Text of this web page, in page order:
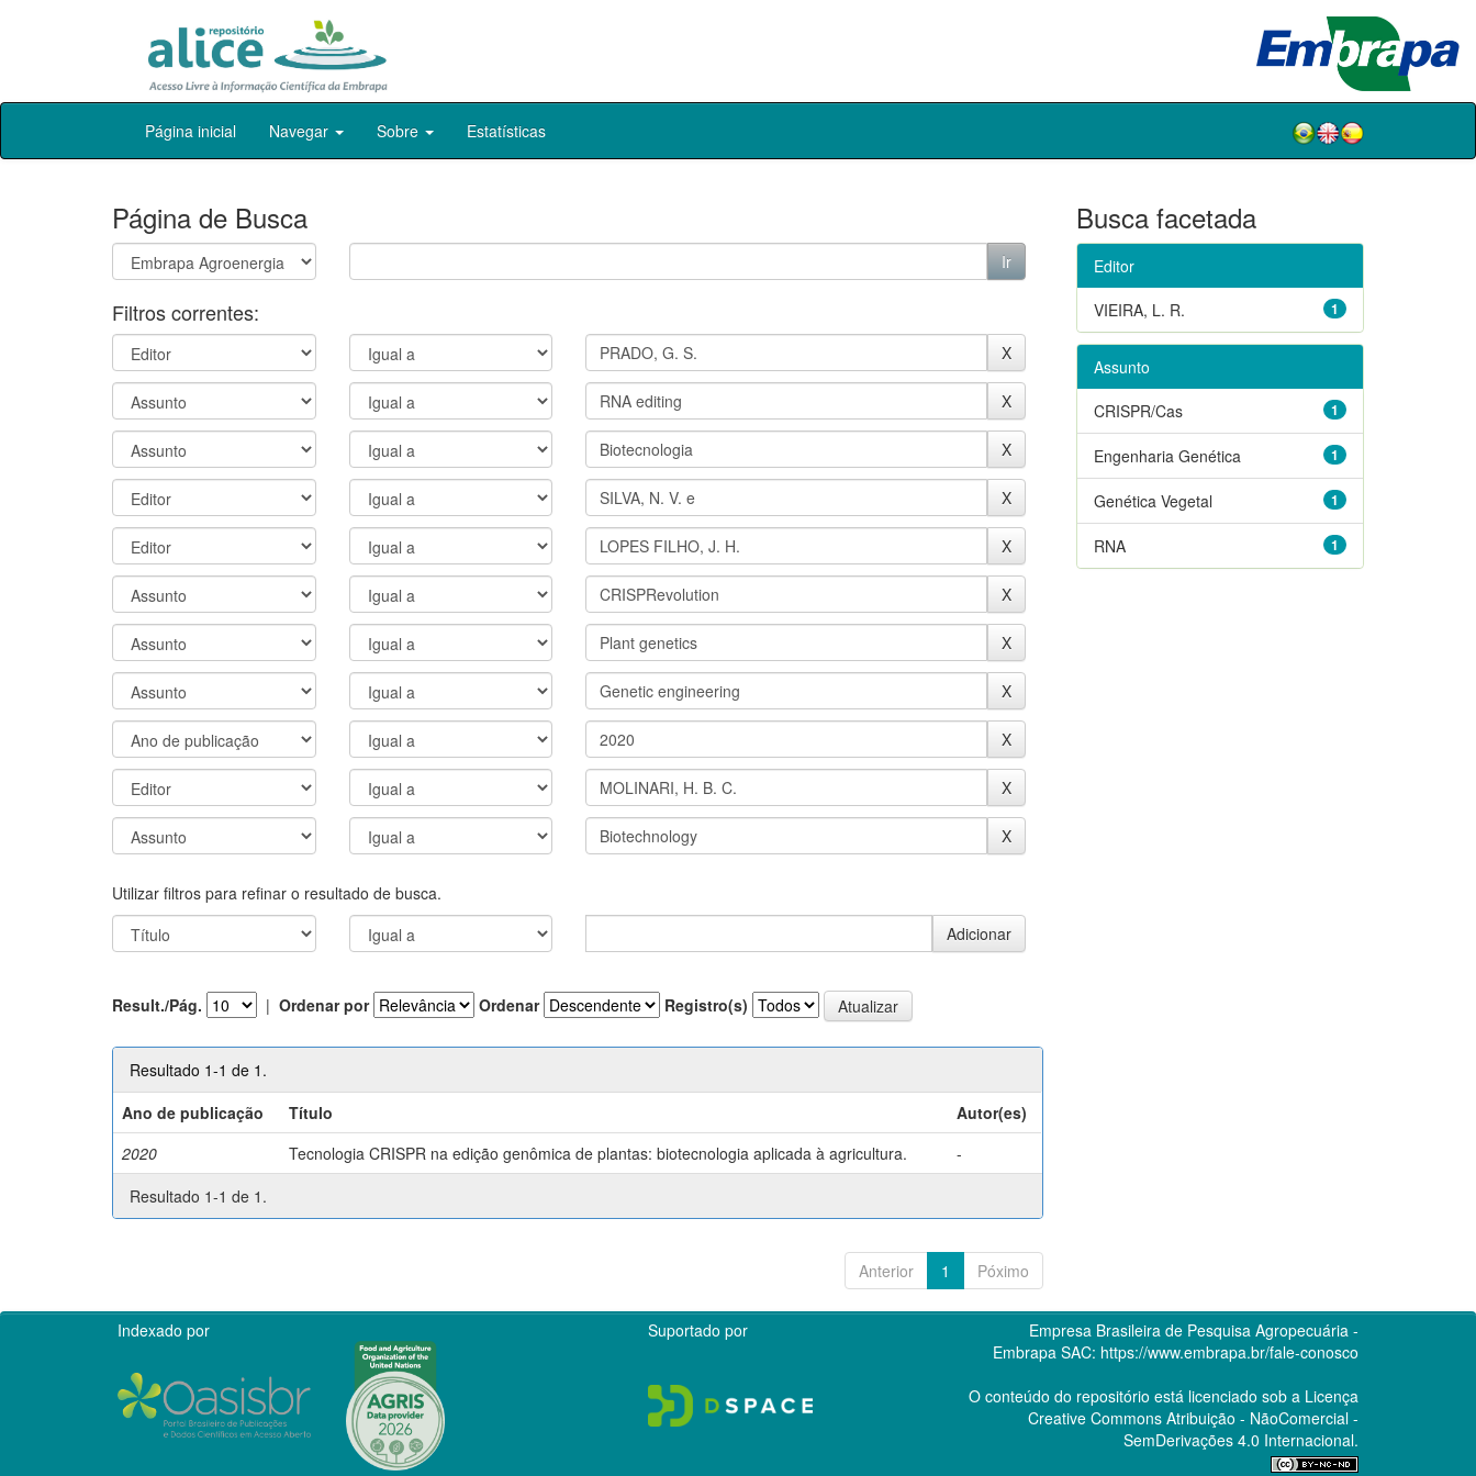
Skip
Página inicial Navegar Sobre Estatísticas
Página de Busca
Filtros correntes:
Utilizar filtros para refinar o resultado de busca.
Result./Pág. | Ordenar por Ordenar Registro(s)
Resultado 1-1 de 1.
Ano de publicação
Título
Autor(es)
2020
Tecnologia CRISPR na edição genômica de plantas: biotecnologia aplicada à agricultura.
-
Resultado 1-1 de 1.
Anterior 1 Póximo
Busca facetada
Editor
1
VIEIRA, L. R.
Assunto
1
CRISPR/Cas
1
Engenharia Genética
1
Genética Vegetal
1
RNA
Indexado por Suportado por
Empresa Brasileira de Pesquisa Agropecuária -
Embrapa SAC: https://www.embrapa.br/fale-conosco
O conteúdo do repositório está licenciado sob a Licença
Creative CommonsAtribuição - NãoComercial -
SemDerivações 4.0 Internacional.